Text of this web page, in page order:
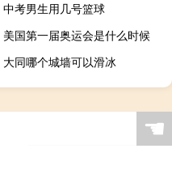
中考男生用几号篮球
美国第一届奥运会是什么时候
大同哪个城墙可以滑冰
☚